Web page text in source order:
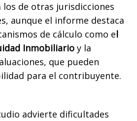
los de otras jurisdicciones
aunque el informe destaca
de cálculo como el
Inmobiliario y la
que pueden
para el contribuyente.
advierte dificultades